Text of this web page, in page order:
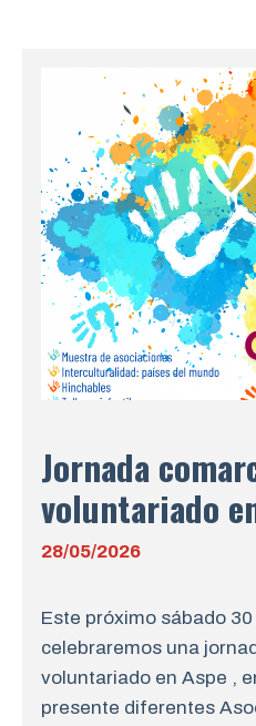
Jornada
voluntariado
28/05/2026
Este próximo sábado
celebraremos una
voluntariado en Aspe ,
presente diferentes